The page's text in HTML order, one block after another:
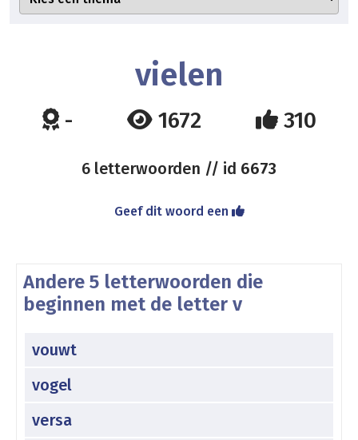
vielen
- 1672 310
6 letterwoorden // id 6673
Geef dit woord een
Andere 5 letterwoorden die
beginnen met de letter v
vouwt
vogel
versa